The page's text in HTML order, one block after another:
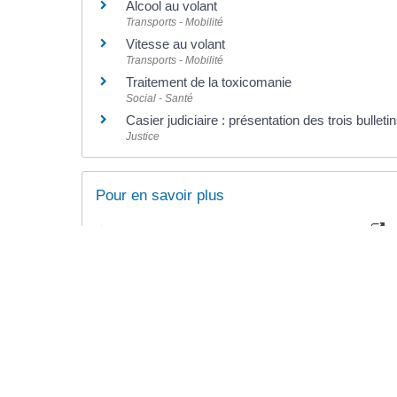
Alcool au volant
Transports - Mobilité
Vitesse au volant
Transports - Mobilité
Traitement de la toxicomanie
Social - Santé
Casier judiciaire : présentation des trois
Justice
Pour en savoir plus